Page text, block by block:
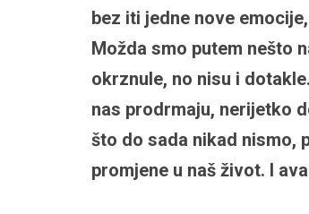
bez iti jedne nove
Možda smo putem nešto
okrznule, no nisu i
nas prodrmaju, nerijetko
što do sada nikad nismo,
promjene u naš život. I